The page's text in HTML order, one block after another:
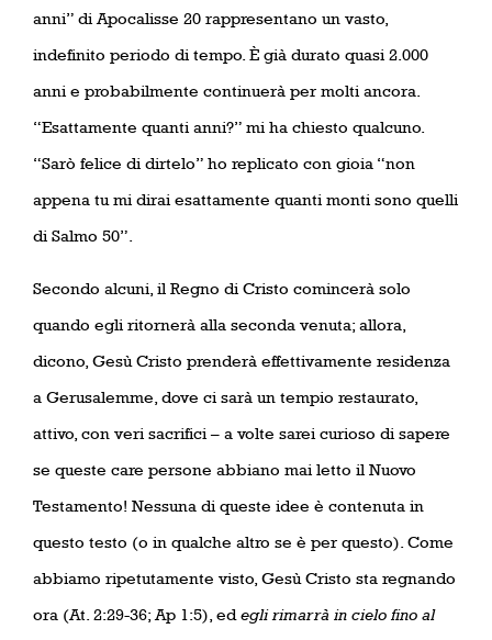
anni” di Apocalisse 20 rappresentano un vasto,
indefinito periodo di tempo. È già durato quasi 2.000
anni e probabilmente continuerà per molti ancora.
“Esattamente quanti anni?” mi ha chiesto qualcuno.
“Sarò felice di dirtelo” ho replicato con gioia “non
appena tu mi dirai esattamente quanti monti sono quelli
di Salmo 50”.
Secondo alcuni, il Regno di Cristo comincerà solo
quando egli ritornerà alla seconda venuta; allora,
dicono, Gesù Cristo prenderà effettivamente residenza
a Gerusalemme, dove ci sarà un tempio restaurato,
attivo, con veri sacrifici – a volte sarei curioso di sapere
se queste care persone abbiano mai letto il Nuovo
Testamento! Nessuna di queste idee è contenuta in
questo testo (o in qualche altro se è per questo). Come
abbiamo ripetutamente visto, Gesù Cristo sta regnando
ora (At. 2:29-36; Ap 1:5), ed egli rimarrà in cielo fino al